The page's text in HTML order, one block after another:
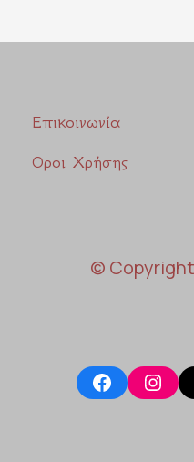
Επικοινωνία
Οροι Χρήσης
©
Facebook Instagram